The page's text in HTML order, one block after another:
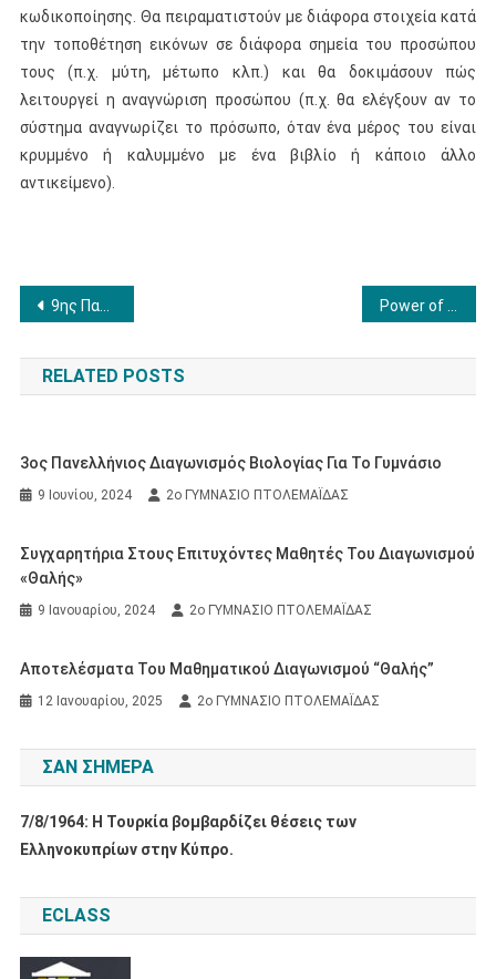
κωδικοποίησης. Θα πειραματιστούν με διάφορα στοιχεία κατά
την τοποθέτηση εικόνων σε διάφορα σημεία του προσώπου
τους (π.χ. μύτη, μέτωπο κλπ.) και θα δοκιμάσουν πώς
λειτουργεί η αναγνώριση προσώπου (π.χ. θα ελέγξουν αν το
σύστημα αναγνωρίζει το πρόσωπο, όταν ένα μέρος του είναι
κρυμμένο ή καλυμμένο με ένα βιβλίο ή κάποιο άλλο
αντικείμενο).
Πλοήγηση
άρθρων
9ης Πανελλήνιας Ημέρας Σχολικού Αθλητισμού
RELATED POSTS
3ος Πανελλήνιος Διαγωνισμός Βιολογίας Για Το Γυμνάσιο
9 Ιουνίου, 2024 2ο ΓΥΜΝΑΣΙΟ ΠΤΟΛΕΜΑΪΔΑΣ
Συγχαρητήρια Στους Επιτυχόντες Μαθητές Του Διαγωνισμού
«Θαλής»
9 Ιανουαρίου, 2024 2ο ΓΥΜΝΑΣΙΟ ΠΤΟΛΕΜΑΪΔΑΣ
Αποτελέσματα Του Μαθηματικού Διαγωνισμού “Θαλής”
12 Ιανουαρίου, 2025 2ο ΓΥΜΝΑΣΙΟ ΠΤΟΛΕΜΑΪΔΑΣ
ΣΑΝ ΣΉΜΕΡΑ
7/8/1964: Η Τουρκία βομβαρδίζει θέσεις των
Ελληνοκυπρίων στην Κύπρο.
ECLASS